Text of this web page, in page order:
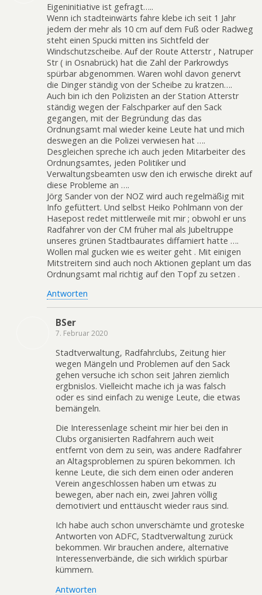
Eigeninitiative ist gefragt…..
Wenn ich stadteinwärts fahre klebe ich seit 1 Jahr
jedem der mehr als 10 cm auf dem Fuß oder Radweg
steht einen Spucki mitten ins Sichtfeld der
Windschutzscheibe. Auf der Route Atterstr , Natruper
Str ( in Osnabrück) hat die Zahl der Parkrowdys
spürbar abgenommen. Waren wohl davon genervt
die Dinger ständig von der Scheibe zu kratzen….
Auch bin ich den Polizisten an der Station Atterstr
ständig wegen der Falschparker auf den Sack
gegangen, mit der Begründung das das
Ordnungsamt mal wieder keine Leute hat und mich
deswegen an die Polizei verwiesen hat ….
Desgleichen spreche ich auch jeden Mitarbeiter des
Ordnungsamtes, jeden Politiker und
Verwaltungsbeamten usw den ich erwische direkt auf
diese Probleme an ….
Jörg Sander von der NOZ wird auch regelmäßig mit
Info gefüttert. Und selbst Heiko Pohlmann von der
Hasepost redet mittlerweile mit mir ; obwohl er uns
Radfahrer von der CM früher mal als Jubeltruppe
unseres grünen Stadtbaurates diffamiert hatte ….
Wollen mal gucken wie es weiter geht . Mit einigen
Mitstreitern sind auch noch Aktionen geplant um das
Ordnungsamt mal richtig auf den Topf zu setzen .
Antworten
BSer
7. Februar 2020
Stadtverwaltung, Radfahrclubs, Zeitung hier
wegen Mängeln und Problemen auf den Sack
gehen versuche ich schon seit Jahren ziemlich
ergbnislos. Vielleicht mache ich ja was falsch
oder es sind einfach zu wenige Leute, die etwas
bemängeln.
Die Interessenlage scheint mir hier bei den in
Clubs organisierten Radfahrern auch weit
entfernt von dem zu sein, was andere Radfahrer
an Altagsproblemen zu spüren bekommen. Ich
kenne Leute, die sich dem einen oder anderen
Verein angeschlossen haben um etwas zu
bewegen, aber nach ein, zwei Jahren völlig
demotiviert und enttäuscht wieder raus sind.
Ich habe auch schon unverschämte und groteske
Antworten von ADFC, Stadtverwaltung zurück
bekommen. Wir brauchen andere, alternative
Interessenverbände, die sich wirklich spürbar
kümmern.
Antworten